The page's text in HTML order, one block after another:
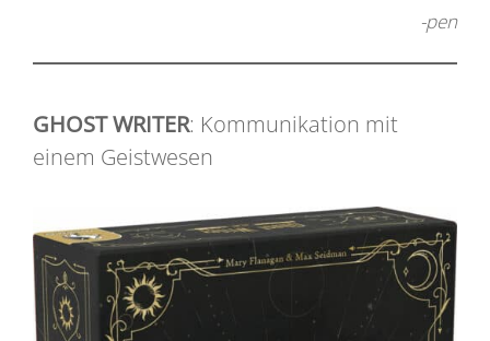
-pen
GHOST WRITER: Kommunikation mit
einem Geistwesen